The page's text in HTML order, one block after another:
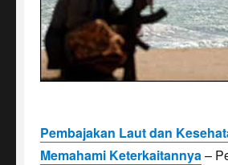
Pembajakan Laut dan
Memahami Keterkaitannya–